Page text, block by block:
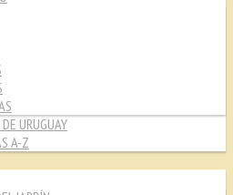
URUGUAY
A-Z